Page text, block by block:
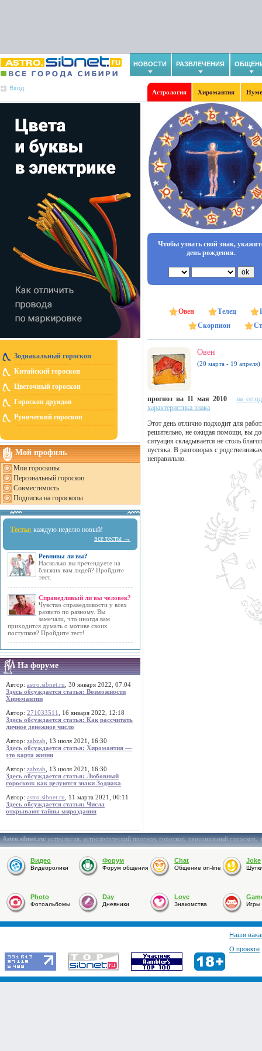
НОВОСТИ РАЗВЛЕЧЕНИЯ
Вход
Астрология Хиромантия
Зодиакальный гороскоп
Китайский гороскоп
Цветочный гороскоп
Гороскоп друидов
Рунический гороскоп
Мой профиль
Мои гороскопы
Персональный гороскоп
Совместимость
Подписка на гороскопы
Тесты: каждую неделю новый!
все тесты →
Ревнивы ли вы?
Насколько вы претендуете на
близких вам людей? Пройдите
тест.
Справедливый ли вы человек?
Чувство справедливости у всех
развито по разному. Вы
замечали, что иногда вам
приходится думать о мотиве своих
поступков? Пройдите тест!
На форуме
Автор: astro.sibnet.ru , 30 января 2022, 07:04
Здесь обсуждается статья: Возможности
Хиромантии
Автор: 271033511
, 16 января 2022, 12:18
Здесь обсуждается статья: Как рассчитать
личное денежное число
Автор: zabzab , 13 июля 2021, 16:30
Здесь обсуждается статья: Хиромантия —
это карта жизни
Автор: zabzab , 13 июля 2021, 16:30
Здесь обсуждается статья: Любовный
гороскоп: как целуются знаки Зодиака
Автор: astro.sibnet.ru , 11 марта 2021, 00:11
Здесь обсуждается статья: Числа
открывают тайны мироздания
Чтобы узнать свой знак,
день рождения.
Овен Телец
Скорпион
Овен
(20 марта - 19 апреля)
прогноз на 11 мая 2010
на
характеристика знака
Этот день отлично подходит для
решительно, не ожидая помощи, вы
ситуация складывается не столь
пустяка. В разговорах с
неправильно.
Astro.sibnet.ru:астрология,астрологический прогноз,гороскоп,персональный гороскоп,
Видео
Видеоролики
Форум
Форум общения
Chat
Общение on-line
Joke
Photo
Фотоальбомы
Day
Дневники
Love
Знакомства Игры
Наши
О проекте